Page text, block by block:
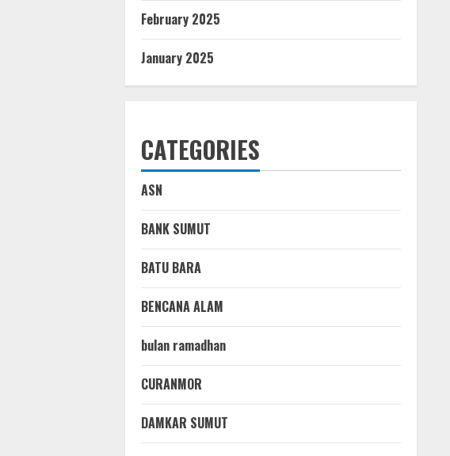
February 2025
January 2025
CATEGORIES
ASN
BANK SUMUT
BATU BARA
BENCANA ALAM
bulan ramadhan
CURANMOR
DAMKAR SUMUT